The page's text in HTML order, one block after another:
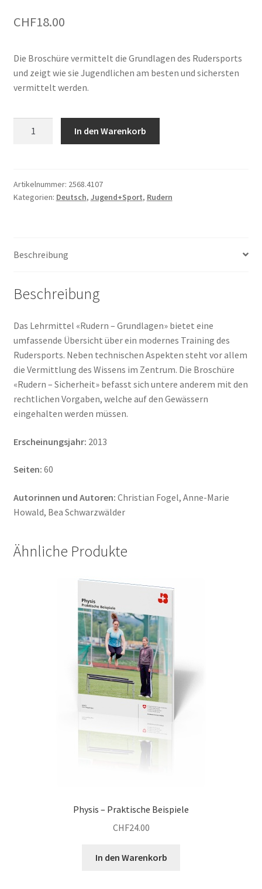
CHF18.00
Die Broschüre vermittelt die Grundlagen des Rudersports
und zeigt wie sie Jugendlichen am besten und sichersten
vermittelt werden.
In den Warenkorb
Artikelnummer: 2568.4107
Kategorien: Deutsch, Jugend+Sport, Rudern
Beschreibung
Beschreibung
Das Lehrmittel «Rudern – Grundlagen» bietet eine
umfassende Übersicht über ein modernes Training des
Rudersports. Neben technischen Aspekten steht vor allem
die Vermittlung des Wissens im Zentrum. Die Broschüre
«Rudern – Sicherheit» befasst sich untere anderem mit den
rechtlichen Vorgaben, welche auf den Gewässern
eingehalten werden müssen.
Erscheinungsjahr: 2013
Seiten: 60
Autorinnen und Autoren: Christian Fogel, Anne-Marie
Howald, Bea Schwarzwälder
Ähnliche Produkte
Physis – Praktische Beispiele
CHF24.00
In den Warenkorb